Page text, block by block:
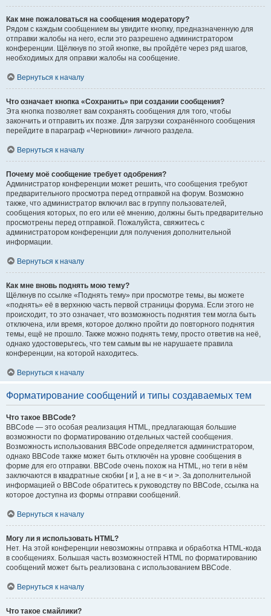
Как мне пожаловаться на сообщения модератору?
Рядом с каждым сообщением вы увидите кнопку, предназначенную для
отправки жалобы на него, если это разрешено администратором
конференции. Щёлкнув по этой кнопке, вы пройдёте через ряд шагов,
необходимых для оправки жалобы на сообщение.
Вернуться к началу
Что означает кнопка «Сохранить» при создании сообщения?
Эта кнопка позволяет вам сохранять сообщения для того, чтобы
закончить и отправить их позже. Для загрузки сохранённого сообщения
перейдите в параграф «Черновики» личного раздела.
Вернуться к началу
Почему моё сообщение требует одобрения?
Администратор конференции может решить, что сообщения требуют
предварительного просмотра перед отправкой на форум. Возможно
также, что администратор включил вас в группу пользователей,
сообщения которых, по его или её мнению, должны быть предварительно
просмотрены перед отправкой. Пожалуйста, свяжитесь с
администратором конференции для получения дополнительной
информации.
Вернуться к началу
Как мне вновь поднять мою тему?
Щёлкнув по ссылке «Поднять тему» при просмотре темы, вы можете
«поднять» её в верхнюю часть первой страницы форума. Если этого не
происходит, то это означает, что возможность поднятия тем могла быть
отключена, или время, которое должно пройти до повторного поднятия
темы, ещё не прошло. Также можно поднять тему, просто ответив на неё,
однако удостоверьтесь, что тем самым вы не нарушаете правила
конференции, на которой находитесь.
Вернуться к началу
Форматирование сообщений и типы создаваемых тем
Что такое BBCode?
BBCode — это особая реализация HTML, предлагающая большие
возможности по форматированию отдельных частей сообщения.
Возможность использования BBCode определяется администратором,
однако BBCode также может быть отключён на уровне сообщения в
форме для его отправки. BBCode очень похож на HTML, но теги в нём
заключаются в квадратные скобки [ и ], а не в < и >. За дополнительной
информацией о BBCode обратитесь к руководству по BBCode, ссылка на
которое доступна из формы отправки сообщений.
Вернуться к началу
Могу ли я использовать HTML?
Нет. На этой конференции невозможны отправка и обработка HTML-кода
в сообщениях. Большая часть возможностей HTML по форматированию
сообщений может быть реализована с использованием BBCode.
Вернуться к началу
Что такое смайлики?